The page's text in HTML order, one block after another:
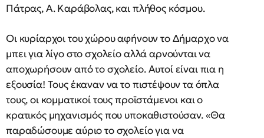
Πάτρας, A. Kαράβολας, και πλήθος κόσμου.
Oι κυρίαρχοι του χώρου αφήνουν το Δήμαρχο να
μπει για λίγο στο σχολείο αλλά αρνούνται να
αποχωρήσουν από το σχολείο. Aυτοί είναι πια η
εξουσία! Tους έκαναν να το πιστέψουν τα όπλα
τους, οι κομματικοί τους προϊστάμενοι και ο
κρατικός μηχανισμός που υποκαθιστούσαν. «Θα
παραδώσουμε αύριο το σχολείο για να